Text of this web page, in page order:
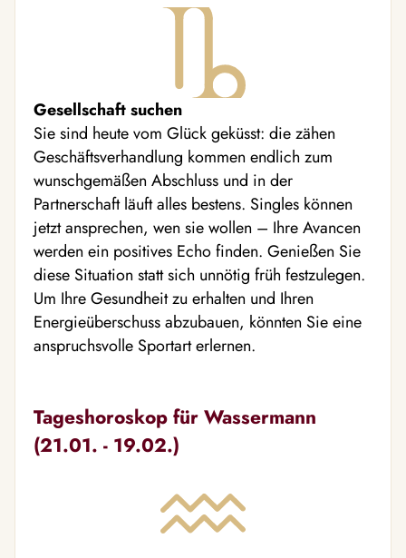
Gesellschaft suchen
Sie sind heute vom Glück geküsst: die zähen
Geschäftsverhandlung kommen endlich zum
wunschgemäßen Abschluss und in der
Partnerschaft läuft alles bestens. Singles können
jetzt ansprechen, wen sie wollen – Ihre Avancen
werden ein positives Echo finden. Genießen Sie
diese Situation statt sich unnötig früh festzulegen.
Um Ihre Gesundheit zu erhalten und Ihren
Energieüberschuss abzubauen, könnten Sie eine
anspruchsvolle Sportart erlernen.
Tageshoroskop für Wassermann
(21.01. - 19.02.)